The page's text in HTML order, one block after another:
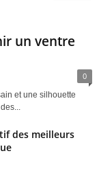
un ventre
0
et une silhouette
des meilleurs